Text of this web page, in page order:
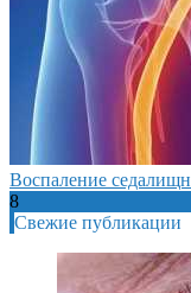
Воспаление
8
Свежие публикации